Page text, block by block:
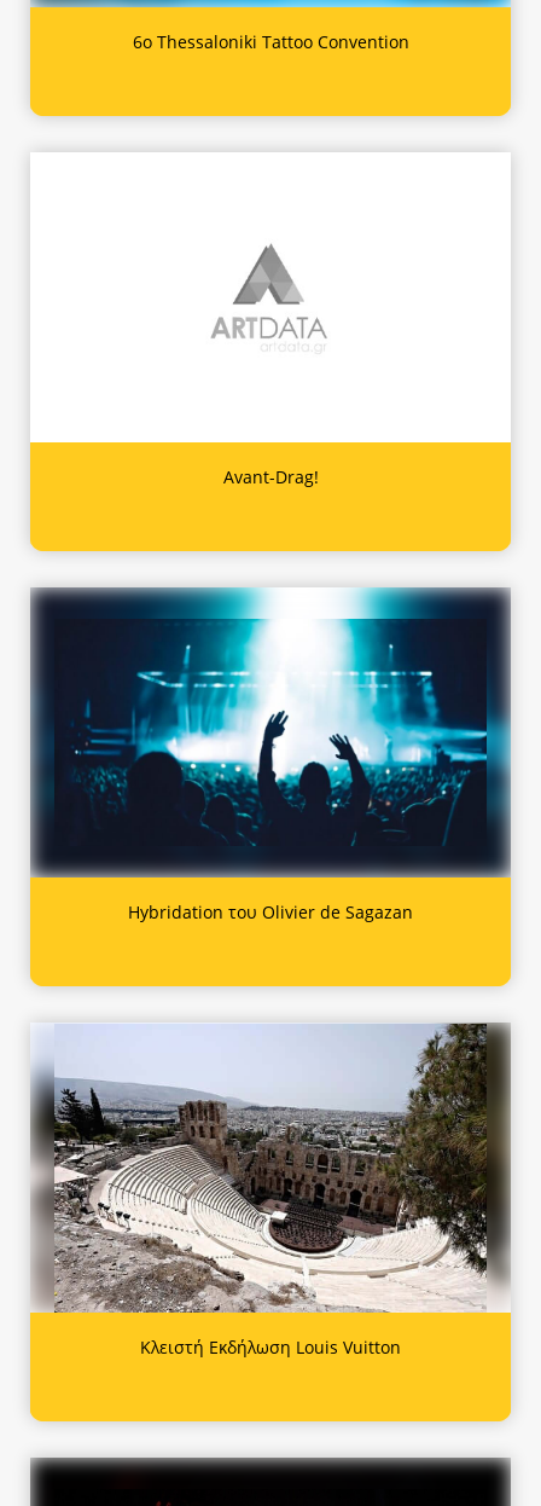
6ο Thessaloniki Tattoo Convention
Avant-Drag!
Hybridation του Olivier de Sagazan
Κλειστή Εκδήλωση Louis Vuitton